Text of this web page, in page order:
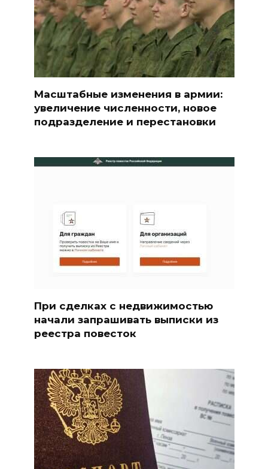
Масштабные изменения в армии:
увеличение численности, новое
подразделение и перестановки
При сделках с недвижимостью
начали запрашивать выписки из
реестра повесток